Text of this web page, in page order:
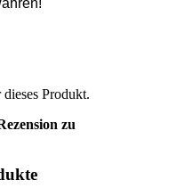
Produkt.
zu